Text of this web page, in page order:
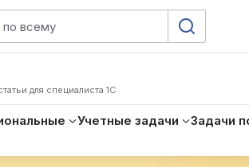
для специалиста 1С
Учетные задачи Задачи